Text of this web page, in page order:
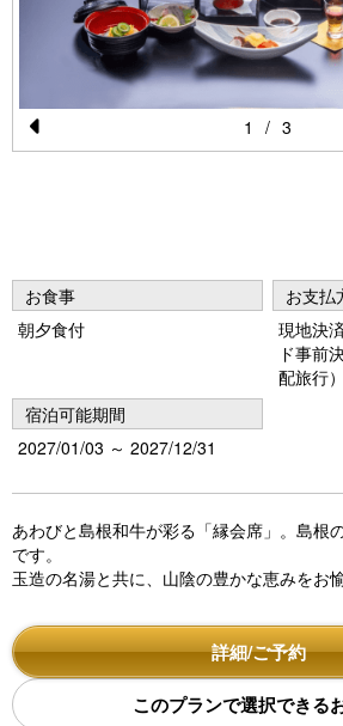
Pr
u
s
1 / 3
お食事
朝夕食付
お支払
現地決
ド事前
配旅行）
宿泊可能期間
2027/01/03 ～ 2027/12/31
あわびと島根和牛が彩る「縁会席」。島根
です。
玉造の名湯と共に、山陰の豊かな恵みをお
詳細/ご予約
このプランで選択できる